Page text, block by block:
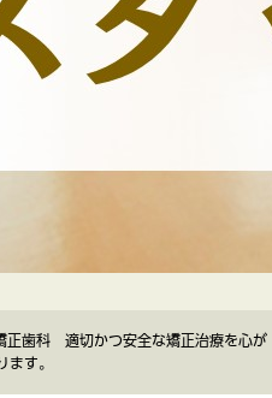
歯科 適切かつ安全な矯正治療を心が
ます。